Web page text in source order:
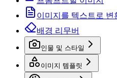
이미지를 텍스트로 변
배경 리무버
인물 및 스타일
이미지 템플릿